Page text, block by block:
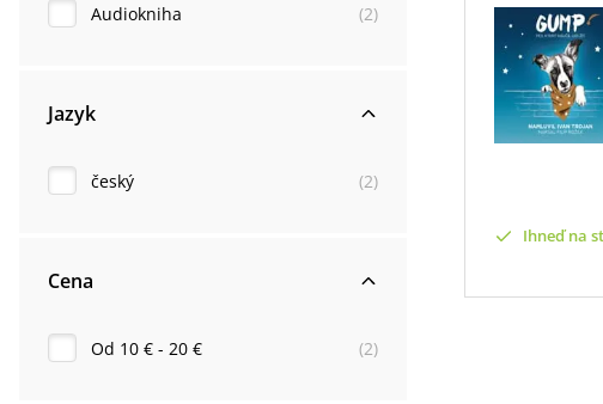
Audiokniha (2)
Jazyk
český (2)
Cena
Od 10 € - 20 € (2)
Ihneď na